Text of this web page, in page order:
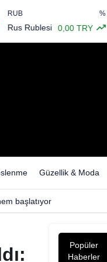
Rublesi 0,00 TRY
Güzellik & Moda
başlatıyor
Popüler
Haberler